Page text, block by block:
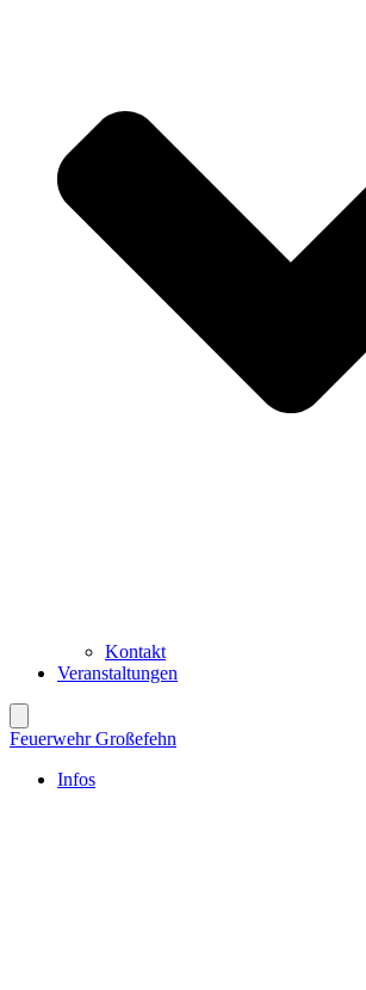
Kontakt
Veranstaltungen
Feuerwehr Großefehn
Infos